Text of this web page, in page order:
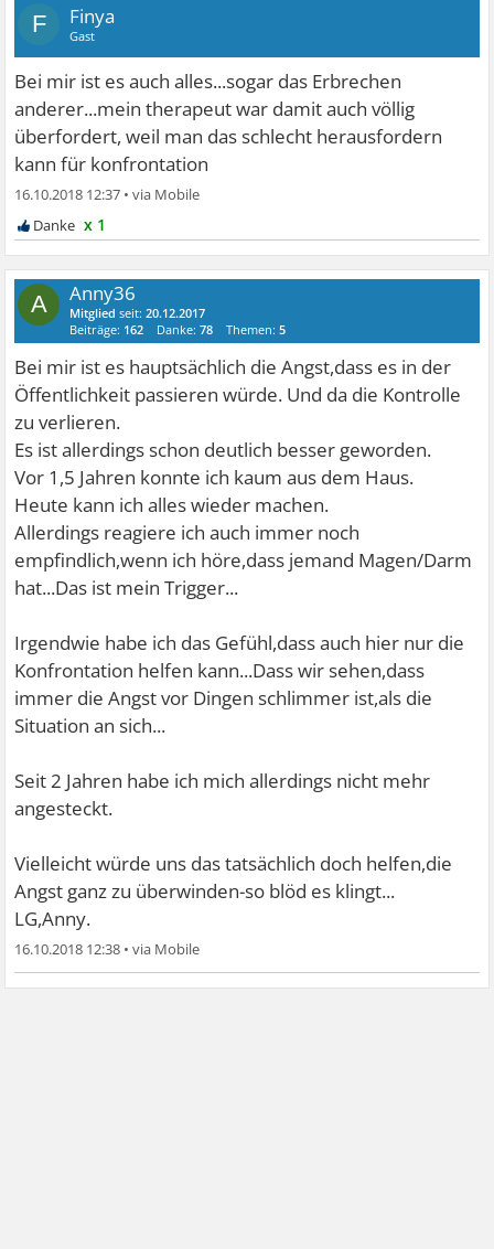
F Finya
Gast
Bei mir ist es auch alles...sogar das Erbrechen
anderer...mein therapeut war damit auch völlig
überfordert, weil man das schlecht herausfordern
kann für konfrontation
16.10.2018 12:37 •
x 1
A Anny36
Mitglied seit:20.12.2017
Beiträge: 162 Danke:78 Themen:5
Bei mir ist es hauptsächlich die Angst,dass es in der
Öffentlichkeit passieren würde. Und da die Kontrolle
zu verlieren.
Es ist allerdings schon deutlich besser geworden.
Vor 1,5 Jahren konnte ich kaum aus dem Haus.
Heute kann ich alles wieder machen.
Allerdings reagiere ich auch immer noch
empfindlich,wenn ich höre,dass jemand Magen/Darm
hat...Das ist mein Trigger...
Irgendwie habe ich das Gefühl,dass auch hier nur die
Konfrontation helfen kann...Dass wir sehen,dass
immer die Angst vor Dingen schlimmer ist,als die
Situation an sich...
Seit 2 Jahren habe ich mich allerdings nicht mehr
angesteckt.
Vielleicht würde uns das tatsächlich doch helfen,die
Angst ganz zu überwinden-so blöd es klingt...
LG,Anny.
16.10.2018 12:38 •